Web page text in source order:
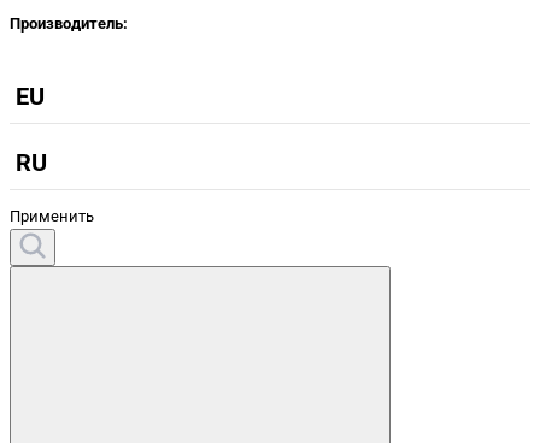
Производитель:
EU
RU
Применить